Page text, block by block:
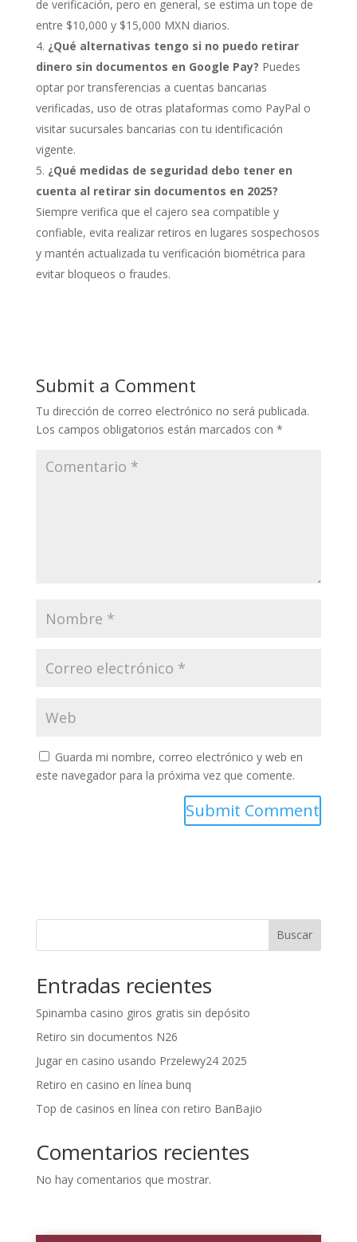
de verificación, pero en general, se estima un tope de
entre $10,000 y $15,000 MXN diarios.
¿Qué alternativas tengo si no puedo retirar
dinero sin documentos en Google Pay? Puedes
optar por transferencias a cuentas bancarias
verificadas, uso de otras plataformas como PayPal o
visitar sucursales bancarias con tu identificación
vigente.
¿Qué medidas de seguridad debo tener en
cuenta al retirar sin documentos en 2025?
Siempre verifica que el cajero sea compatible y
confiable, evita realizar retiros en lugares sospechosos
y mantén actualizada tu verificación biométrica para
evitar bloqueos o fraudes.
Submit a Comment
Tu dirección de correo electrónico no será publicada.
Los campos obligatorios están marcados con *
Guarda mi nombre, correo electrónico y web en
este navegador para la próxima vez que comente.
Buscar
Entradas recientes
Spinamba casino giros gratis sin depósito
Retiro sin documentos N26
Jugar en casino usando Przelewy24 2025
Retiro en casino en línea bunq
Top de casinos en línea con retiro BanBajio
Comentarios recientes
No hay comentarios que mostrar.